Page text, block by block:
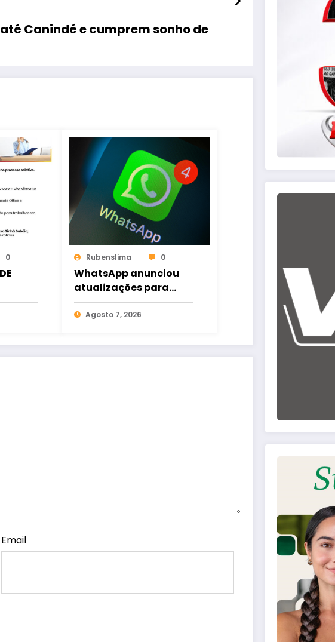
Canindé e cumprem sonho de
0 Rubenslima 0
WhatsApp anunciou
atualizações para
otimizar conversas
coletivas
Agosto 7, 2026
Email